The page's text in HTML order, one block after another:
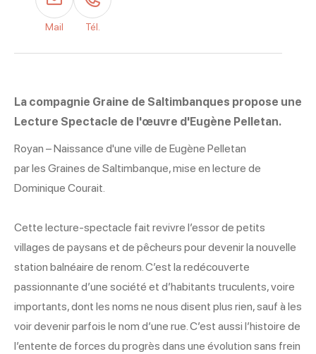
La compagnie Graine de Saltimbanques propose une
Lecture Spectacle de l'œuvre d'Eugène Pelletan.
Royan – Naissance d'une ville de Eugène Pelletan
par les Graines de Saltimbanque, mise en lecture de
Dominique Courait.
Cette lecture-spectacle fait revivre l’essor de petits
villages de paysans et de pêcheurs pour devenir la nouvelle
station balnéaire de renom. C’est la redécouverte
passionnante d’une société et d’habitants truculents, voire
importants, dont les noms ne nous disent plus rien, sauf à les
voir devenir parfois le nom d’une rue. C’est aussi l’histoire de
l’entente de forces du progrès dans une évolution sans frein
Mail Tél.